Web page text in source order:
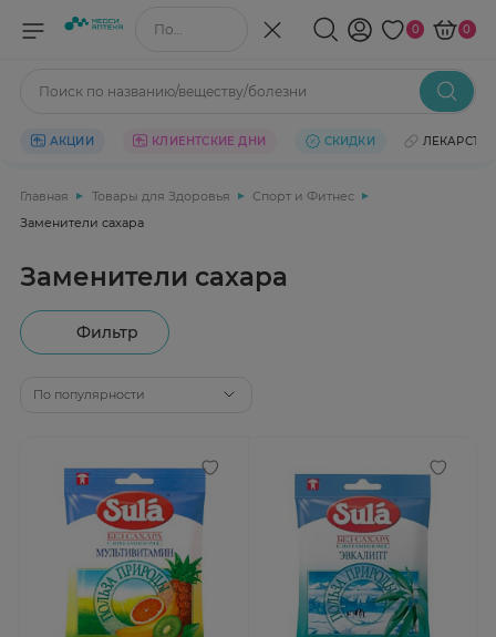
Поиск по названию/веществу 0 0
Поиск по названию/веществу/болезни
АКЦИИ КЛИЕНТСКИЕ ДНИ СКИДКИ ЛЕКАРСТВА
Главная Товары для Здоровья
Спорт и Фитнес
Заменители сахара
Заменители сахара
Фильтр
По популярности